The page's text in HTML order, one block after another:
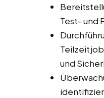
Test- und
und